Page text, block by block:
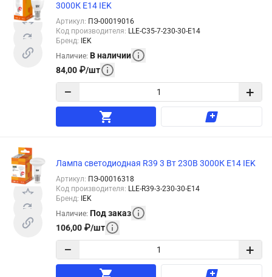
3000К E14 IEK
Артикул: ПЭ-00019016
Код производителя: LLE-C35-7-230-30-E14
Бренд:
IEK
Наличие: В наличии
84,00 ₽/шт
− +
Лампа светодиодная R39 3 Вт 230В 3000К E14 IEK
Артикул: ПЭ-00016318
Код производителя: LLE-R39-3-230-30-E14
Бренд:
IEK
Наличие: Под заказ
106,00 ₽/шт
− +